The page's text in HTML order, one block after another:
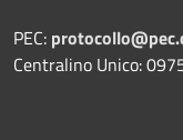
PEC:
Centralino Unico: